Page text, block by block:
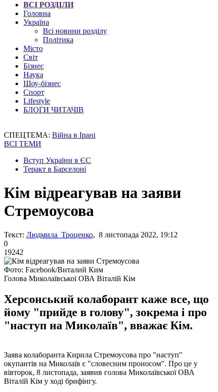
ВСІ РОЗДІЛИ
Головна
Україна
Всі новини розділу
Політика
Місто
Світ
Бізнес
Наука
Шоу-бізнес
Спорт
Lifestyle
БЛОГИ ЧИТАЧІВ
СПЕЦТЕМА: Війна в Ірані
ВСІ ТЕМИ
Вступ України в ЄС
Теракт в Барселоні
Кім відреагував на заяви
Стремоусова
Текст: Людмила Троценко, 8 листопада 2022, 19:12
0
19242
Фото: Facebook/Виталий Ким
Голова Миколаївської ОВА Віталій Кім
Херсонський колаборант каже все, що
йому "прийде в голову", зокрема і про
"наступ на Миколаїв", вважає Кім.
Заява колаборанта Кирила Стремоусова про "наступ"
окупантів на Миколаїв є "словесним проносом". Про це у
вівторок, 8 листопада, заявив голова Миколаївської ОВА
Віталій Кім у ході брифінгу.